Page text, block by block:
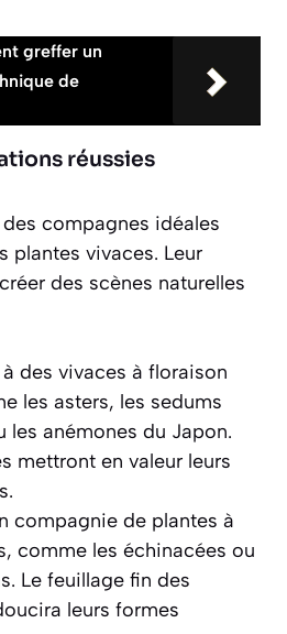
greffer un
de
réussies
compagnes idéales
plantes vivaces. Leur
des scènes naturelles
des vivaces à floraison
les asters, les sedums
les anémones du Japon.
mettront en valeur leurs
compagnie de plantes à
comme les échinacées ou
Le feuillage fin des
leurs formes